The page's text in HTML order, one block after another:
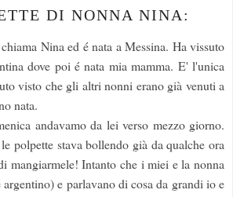
DI NONNA NINA:
Nina ed é nata a Messina. Ha vissuto
dove poi é nata mia mamma. E' l'unica
visto che gli altri nonni erano già venuti a
nata.
andavamo da lei verso mezzo giorno.
polpette stava bollendo già da qualche ora
mangiarmele! Intanto che i miei e la nonna
e parlavano di cosa da grandi io e